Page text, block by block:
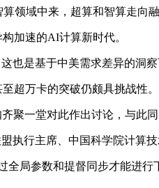
域中来，超算和智算走向融
加速的AI计算新时代。
是基于中美需求差异的洞察
万卡的突破仍颇具挑战性。
一堂对此作出讨论，与此同
行主席、中国科学院计算技
参数和提督同步才能进行